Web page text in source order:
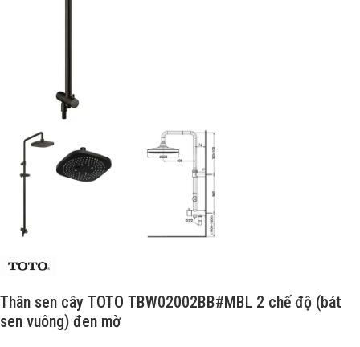
Thân sen cây TOTO TBW02002BB#MBL 2 chế độ (bát
sen vuông) đen mờ